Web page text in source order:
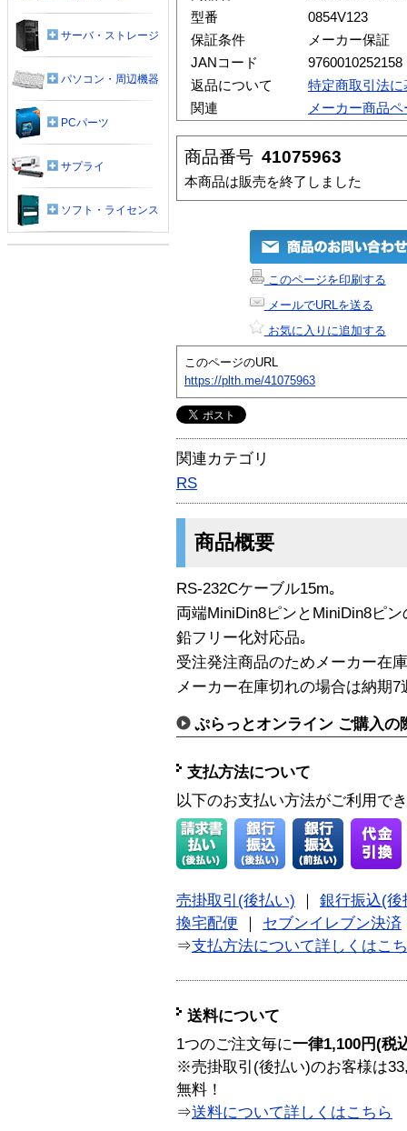
型番
0854V123
保証条件
メーカー保証
JANコード
9760010252158
返品について
特定商取引法
関連
メーカー商品ペ
商品番号 41075963
本商品は販売を終了しました
このページを印刷する
メールでURLを送る
お気に入りに追加する
このページのURL
https://plth.me/41075963
関連カテゴリ
RS
商品概要
RS-232Cケーブル15m｡
両端MiniDin8ピンとMiniDin8ピン
鉛フリー化対応品｡
受注発注商品のためメーカー在
メーカー在庫切れの場合は納期
ぷらっとオンライン ご購入の
支払方法について
以下のお支払い方法がご利用で
売掛取引(後払い)
銀行振込(後
換宅配便
セブンイレブン決済
⇒支払方法について詳しくはこ
送料について
1つのご注文毎に一律1,100円(税
※売掛取引(後払い)のお客様は
無料！
⇒送料について詳しくはこちら
サーバ・ストレージ
パソコン・周辺機器
PCパーツ
サプライ
ソフト・ライセンス